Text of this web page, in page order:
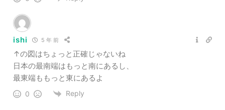
ishi 5 年 前
↑の図はちょっと正確じゃないね
日本の最南端はもっと南にあるし、
最東端ももっと東にあるよ
0 Reply